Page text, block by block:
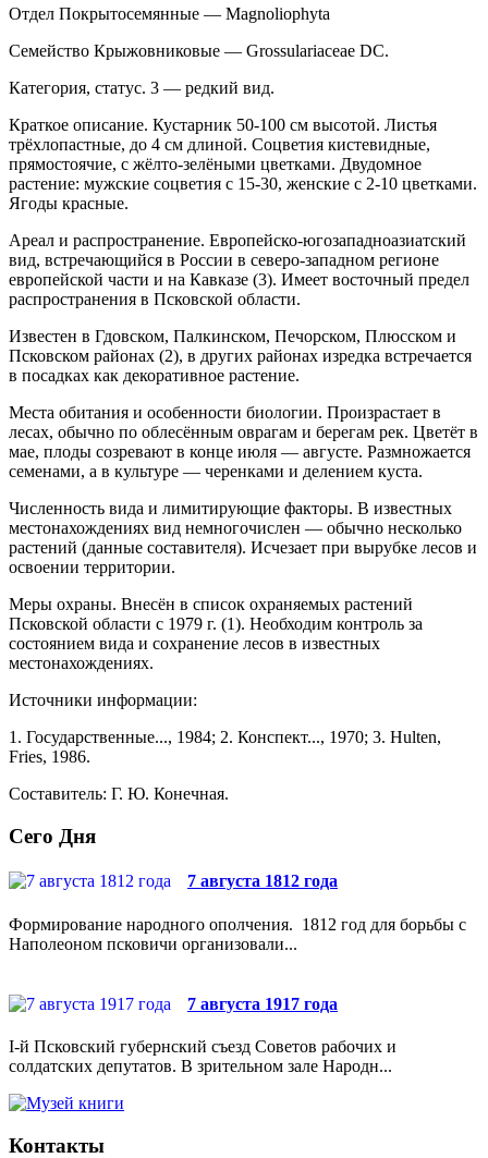
Отдел Покрытосемянные — Magnoliophyta
Семейство Крыжовниковые — Grossulariaceae DC.
Категория, статус. 3 — редкий вид.
Краткое описание. Кустарник 50-100 см высо­той. Листья
трёхлопастные, до 4 см длиной. Соцве­тия кистевидные,
прямостоячие, с жёлто-зелёными цветками. Двудомное
растение: мужские соцветия с 15-30, женские с 2-10 цветками.
Ягоды красные.
Ареал и распространение. Европейско-югоза­падноазиатский
вид, встречающийся в России в се­веро-западном регионе
европейской части и на Кав­казе (3). Имеет восточный предел
распространения в Псковской области.
Известен в Гдовском, Палкинском, Печорском, Плюсском и
Псковском районах (2), в других райо­нах изредка встречается
в посадках как декоративное растение.
Места обитания и особенности биологии. Произрастает в
лесах, обычно по облесённым овра­гам и берегам рек. Цветёт в
мае, плоды созревают в конце июля — августе. Размножается
семенами, а в культуре — черенками и делением куста.
Численность вида и лимитирующие факто­ры. В известных
местонахождениях вид немного­числен — обычно несколько
растений (данные со­ставителя). Исчезает при вырубке лесов и
освоении территории.
Меры охраны. Внесён в список охраняемых растений
Псковской области с 1979 г. (1). Необходим контроль за
состоянием вида и сохранение лесов в известных
местонахождениях.
Источники информации:
1. Государственные..., 1984; 2. Конспект..., 1970; 3. Hulten,
Fries, 1986.
Составитель: Г. Ю. Конечная.
Сего Дня
7 августа 1812 года
Формирование народного ополчения. 1812 год для борьбы с
Наполеоном псковичи организовали...
7 августа 1917 года
I-й Псковский губернский съезд Советов рабочих и
солдатских депутатов. В зрительном зале Народн...
Контакты